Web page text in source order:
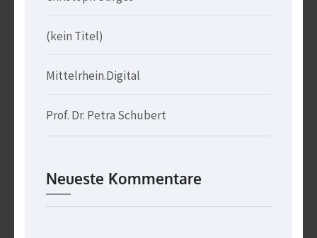
(kein Titel)
Mittelrhein.Digital
Prof. Dr. Petra Schubert
Neueste Kommentare